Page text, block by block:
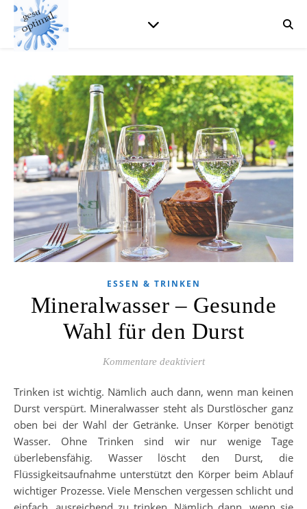
ESSEN & TRINKEN
Mineralwasser – Gesunde
Wahl für den Durst
Kommentare deaktiviertfür Mineralwasser –
Trinken ist wichtig. Nämlich auch dann, wenn man keinen
Durst verspürt. Mineralwasser steht als Durstlöscher ganz
oben bei der Wahl der Getränke. Unser Körper benötigt
Wasser. Ohne Trinken sind wir nur wenige Tage
überlebensfähig. Wasser löscht den Durst, die
Flüssigkeitsaufnahme unterstützt den Körper beim Ablauf
wichtiger Prozesse. Viele Menschen vergessen schlicht und